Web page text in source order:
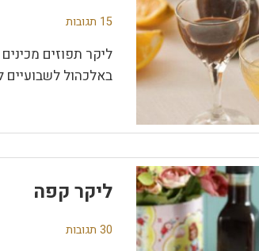
15 תגובות
ליקר תפוזים
באלכהול
ליקר קפה
30 תגובות